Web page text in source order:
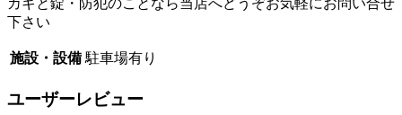
カギと錠・防犯のことなら当店へどうぞお気軽にお問い合せ
下さい
施設・設備 駐車場有り
ユーザーレビュー